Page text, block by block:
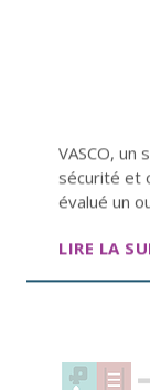
VASCO,
sécurité et
évalué un
LIRE LA